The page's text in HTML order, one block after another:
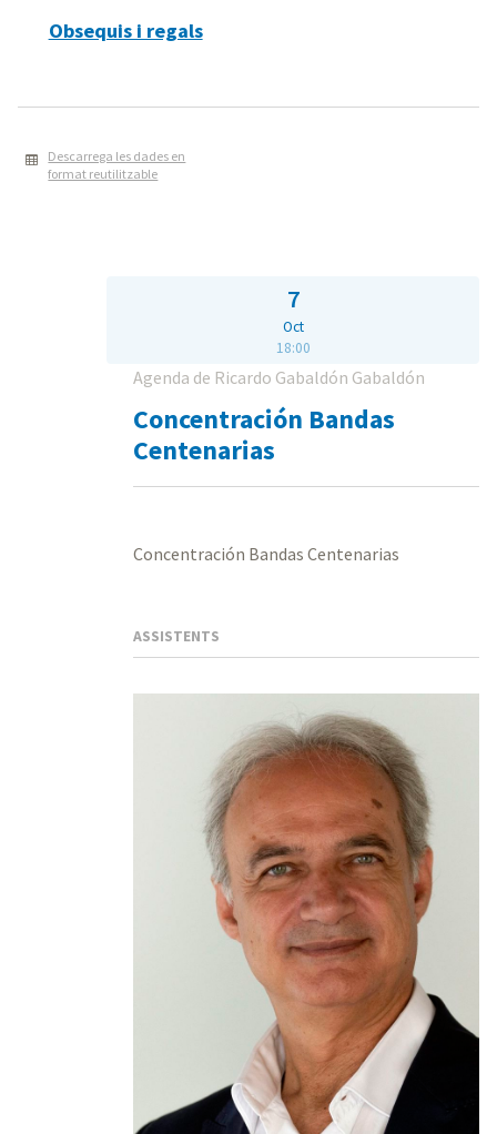
Obsequis i regals
Descarrega les dades en
format reutilitzable
7
Oct
18:00
Agenda de Ricardo Gabaldón Gabaldón
Concentración Bandas
Centenarias
Concentración Bandas Centenarias
ASSISTENTS